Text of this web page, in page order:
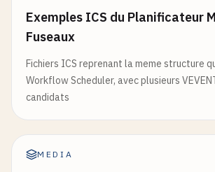
Exemples ICS du Planificateur
Fuseaux
Fichiers ICS reprenant la meme structure
Workflow Scheduler, avec plusieurs
candidats
MEDIA